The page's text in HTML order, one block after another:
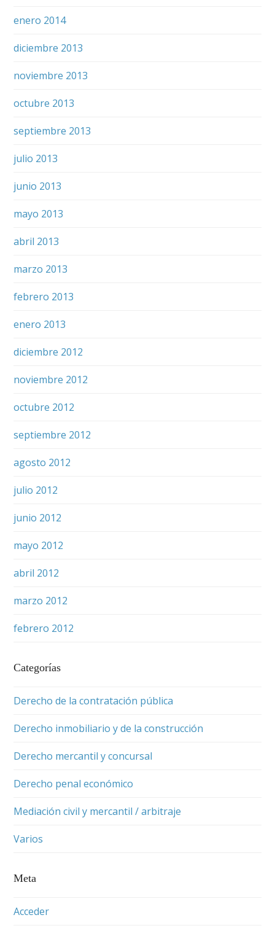
enero 2014
diciembre 2013
noviembre 2013
octubre 2013
septiembre 2013
julio 2013
junio 2013
mayo 2013
abril 2013
marzo 2013
febrero 2013
enero 2013
diciembre 2012
noviembre 2012
octubre 2012
septiembre 2012
agosto 2012
julio 2012
junio 2012
mayo 2012
abril 2012
marzo 2012
febrero 2012
Categorías
Derecho de la contratación pública
Derecho inmobiliario y de la construcción
Derecho mercantil y concursal
Derecho penal económico
Mediación civil y mercantil / arbitraje
Varios
Meta
Acceder